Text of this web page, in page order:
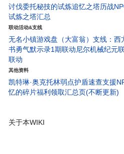
讨伐委托秘技的试炼追忆之塔历战
试炼之塔汇总
联动活动&支线
无名小镇游戏盘（大富翁） 支线：西
书勇气默示录1期联动尼尔机械纪元
联动
其他资料
凯特琳·奥克托林弱点护盾速查支援
忆的碎片福利领取汇总页(不断更新)
关于本WIKI